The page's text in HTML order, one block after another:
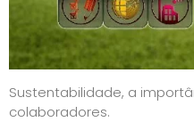
Sustentabilidade, a
colaboradores.